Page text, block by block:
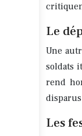
Le
Une
soldats
rend
Les